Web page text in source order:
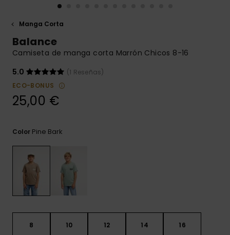
respuestas a
las preguntas
Manga Corta
Balance
Camiseta de manga corta Marrón Chicos 8-16
5.0
(1 Reseñas)
ECO-BONUS
25,00 €
Color Pine Bark
8 10 12 14 16